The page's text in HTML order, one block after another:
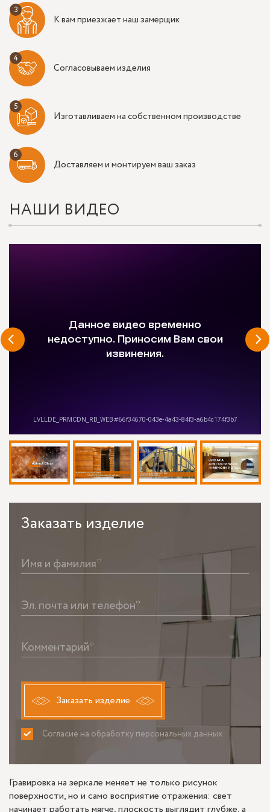
К вам приезжает наш замерщик
Согласовываем изделия
Изготавливаем на собственном производстве
Доставляем и монтируем ваш заказ
НАШИ ВИДЕО
Заказать изделие
Имя и фамилия*
Эл. почта или телефон*
Комментарий*
Заказать изделие
Согласие на обработку персональных данных
ПРИНИМАЮ НЕ ПРИНИМАЮ
Гравировка на зеркале меняет не только рисунок
поверхности, но и само восприятие отражения: свет